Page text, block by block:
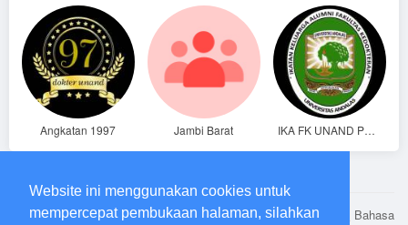
Website ini menggunakan cookies untuk
mempercepat pembukaan halaman, silahkan
Angkatan 1997 Jambi Barat IKA FK UNAND Pusat
© 2026 Alumni FK Unand Bahasa